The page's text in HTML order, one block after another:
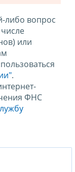
либо вопрос
или
.
ФНС